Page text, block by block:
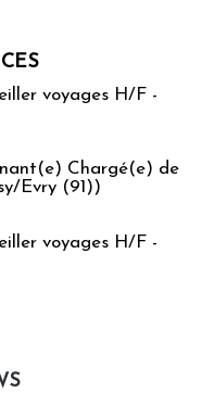
voyages H/F -
Chargé(e) de
Evry (91))
voyages H/F -